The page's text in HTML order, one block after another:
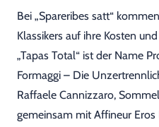
Bei „Spareribes satt“
Klassikers auf ihre Kosten
„Tapas Total“ ist der Name
Formaggi – Die
Raffaele Cannizzaro,
gemeinsam mit Affineur